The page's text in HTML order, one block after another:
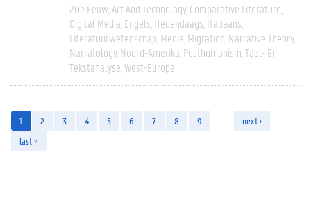
20e Eeuw Art And Technology Comparative Literature
Digital Media Engels Hedendaags Italiaans
Literatuurwetenschap Media Migration Narrative Theory
Narratology Noord-Amerika Posthumanism Taal- En
Tekstanalyse West-Europa
1 2 3 4 5 6 7 8 9
next ›
last »